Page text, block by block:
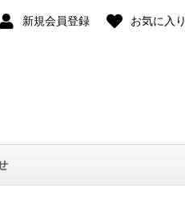
新規会員登録 お気に入り